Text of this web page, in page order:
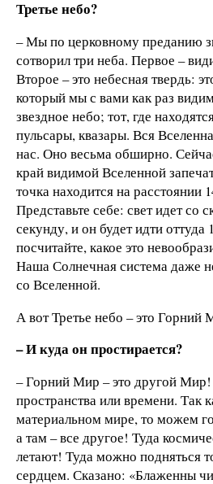
Третье небо?
– Мы по церковному преданию
сотворил три неба. Первое –
Второе – это небесная твердь:
который мы с вами как раз
звездное небо; тот, где
пульсары, квазары. Вся
нас. Оно весьма обширно.
край видимой Вселенной
точка находится на расстоянии
Представьте себе: свет идет со
секунду, и он будет идти оттуда
посчитайте, какое это
Наша Солнечная система даже
со Вселенной.
А вот Третье небо – это Горний
– И куда он простирается?
– Горний Мир – это другой
пространства или времени. Так
материальном мире, то можем
а там – все другое! Туда
летают! Туда можно подняться
сердцем. Сказано: «Блаженны